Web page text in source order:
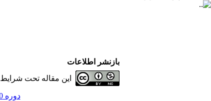
بازنشر اطلاعات
این مقاله تحت شرایط
دوره 10، شماره 1 - ( 3-1401 )